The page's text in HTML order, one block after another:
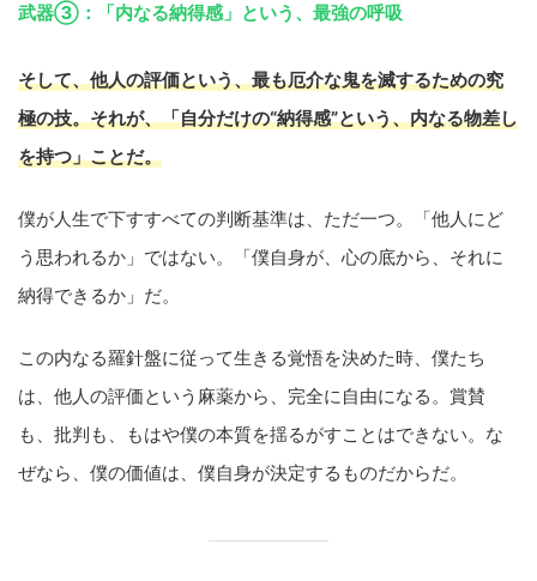
武器③：「内なる納得感」という、最強の呼吸
そして、他人の評価という、最も厄介な鬼を滅するための究
極の技。それが、「自分だけの“納得感”という、内なる物差し
を持つ」ことだ。
僕が人生で下すすべての判断基準は、ただ一つ。「他人にど
う思われるか」ではない。「僕自身が、心の底から、それに
納得できるか」だ。
この内なる羅針盤に従って生きる覚悟を決めた時、僕たち
は、他人の評価という麻薬から、完全に自由になる。賞賛
も、批判も、もはや僕の本質を揺るがすことはできない。な
ぜなら、僕の価値は、僕自身が決定するものだからだ。